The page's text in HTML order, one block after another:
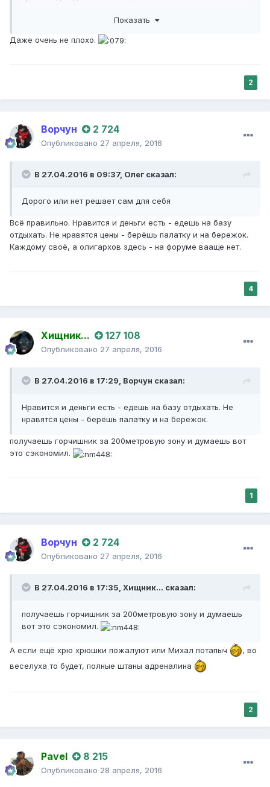
К тому же в стоимость входят-
стоянка,коптильня,мангал,морозильные камеры. И
Показать
Даже очень не плохо.
2
Ворчун 2 724
Опубликовано 27 апреля, 2016
В 27.04.2016 в 09:37, Олег сказал:
Дорого или нет решает сам для себя
Всё правильно. Нравится и деньги есть - едешь на базу
отдыхать. Не нравятся цены - берёшь палатку и на бережок.
Каждому своё, а олигархов здесь - на форуме вааще нет.
4
Хищник... 127 108
Опубликовано 27 апреля, 2016
В 27.04.2016 в 17:29, Ворчун сказал:
Нравится и деньги есть - едешь на базу отдыхать. Не
нравятся цены - берёшь палатку и на бережок.
получаешь горчишник за 200метровую зону и думаешь вот
это сэкономил.
1
Ворчун 2 724
Опубликовано 27 апреля, 2016
В 27.04.2016 в 17:35, Хищник... сказал:
получаешь горчишник за 200метровую зону и думаешь
вот это сэкономил.
А если ещё хрю хрюшки пожалуют или Михал потапыч
, во
веселуха то будет, полные штаны адреналина
2
Pavel 8 215
Опубликовано 28 апреля, 2016